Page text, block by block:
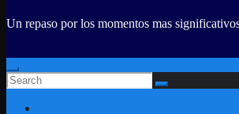
Un repaso por los momentos mas